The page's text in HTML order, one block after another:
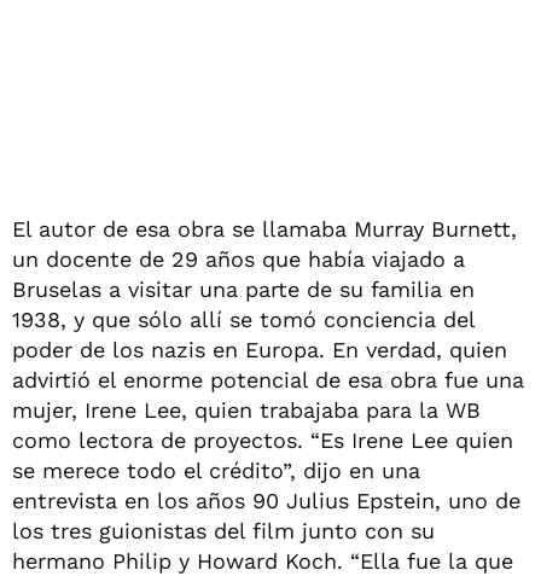
El autor de esa obra se llamaba Murray Burnett,
un docente de 29 años que había viajado a
Bruselas a visitar una parte de su familia en
1938, y que sólo allí se tomó conciencia del
poder de los nazis en Europa. En verdad, quien
advirtió el enorme potencial de esa obra fue una
mujer, Irene Lee, quien trabajaba para la WB
como lectora de proyectos. “Es Irene Lee quien
se merece todo el crédito”, dijo en una
entrevista en los años 90 Julius Epstein, uno de
los tres guionistas del film junto con su
hermano Philip y Howard Koch. “Ella fue la que